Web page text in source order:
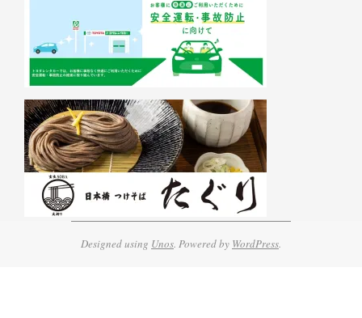
Designed using Unos. Powered by WordPress.